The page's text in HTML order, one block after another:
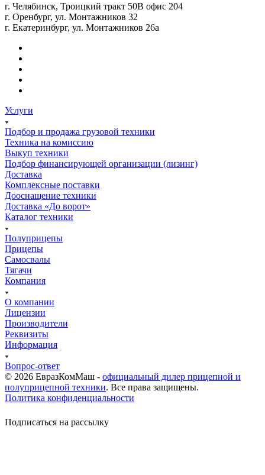
г. Челябинск, Троицкий тракт 50В офис 204
г. Оренбург, ул. Монтажников 32
г. Екатеринбург, ул. Монтажников 26а
Услуги
Подбор и продажа грузовой техники
Техника на комиссию
Выкуп техники
Подбор финансирующей организации (лизинг)
Доставка
Комплексные поставки
Дооснащение техники
Доставка «До ворот»
Каталог техники
Полуприцепы
Прицепы
Самосвалы
Тягачи
Компания
О компании
Лицензии
Производители
Реквизиты
Информация
Вопрос-ответ
© 2026 ЕвразКомМаш - официальный дилер прицепной и
полуприцепной техники. Все права защищены.
Политика конфиденциальности
Подписаться на рассылку